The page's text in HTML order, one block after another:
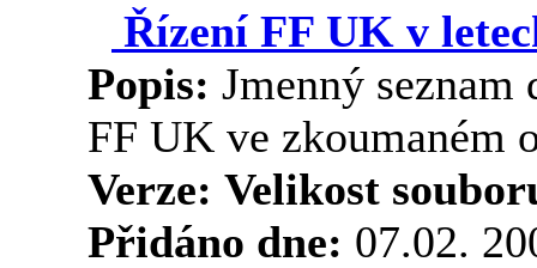
Řízení FF UK v
Popis: Jmenný seznam
FF UK ve zkoumaném
Verze: Velikost
Přidáno dne: 07.02.